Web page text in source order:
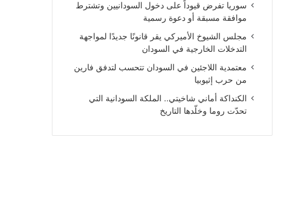
سوريا تفرض قيوداً على دخول السودانيين وتشترط
موافقة مسبقة أو دعوة رسمية
مجلس الشيوخ الأميركي يقر قانونًا جديدًا لمواجهة
التدخلات الخارجية في السودان
معتمدية اللاجئين في السودان تتحسب لتدفق فارين
من حرب إثيوبيا
الكنداكة أماني شاخيتي.. الملكة السودانية التي
تحدّت روما وخلّدها التاريخ